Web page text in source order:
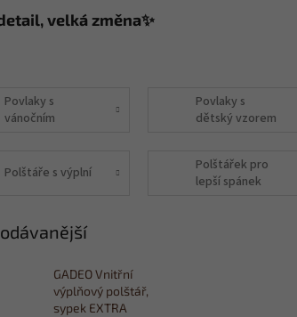
velká změna✨
Povlaky s
vánočním
Povlaky s
dětský vzorem
Polštáře s výplní
Polštářek pro
lepší spánek
GADEO Vnitřní
výplňový polštář,
sypek EXTRA